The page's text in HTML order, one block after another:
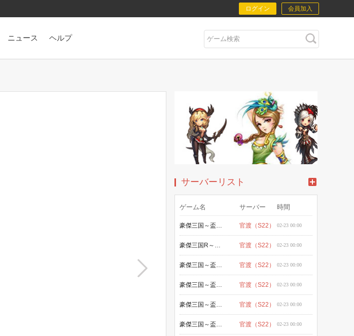
ログイン 会員加入
ニュース ヘルプ
H5 Game
サーバーリスト
ゲーム名 サーバー 時間
豪傑三国～盃に映る華～(YAHOO) 官渡（S22） 02-23 00:00
豪傑三国R～盃に映る華～ (GMO) 官渡（S22） 02-23 00:00
豪傑三国～盃に映る華～ (Niji) 官渡（S22） 02-23 00:00
豪傑三国～盃に映る華～ (Tsutaya) 官渡（S22） 02-23 00:00
豪傑三国～盃に映る華～（Google） 官渡（S22） 02-23 00:00
豪傑三国～盃に映る華～（Apple） 官渡（S22） 02-23 00:00